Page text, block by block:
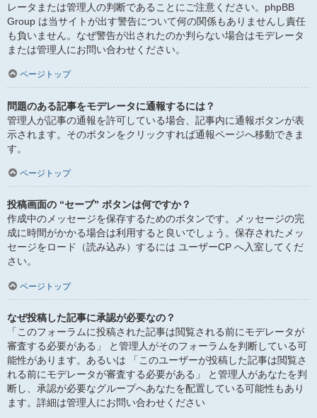
レータまたは管理人の判断であることにご注意ください。phpBB
Group は当サイトが出す警告について何の関係もありませんし責任
も負いません。なぜ警告が出されたのか判らない場合はモデレータ
または管理人にお問い合わせください。
ページトップ
問題のある記事をモデレータに通報するには？
管理人が記事の通報を許可している場合、記事内に通報ボタンが表
示されます。そのボタンをクリックすれば通報ページへ移動できま
す。
ページトップ
投稿画面の “セーブ” ボタンは何ですか？
作成中のメッセージを保存するためのボタンです。メッセージの完
成に時間がかかる場合は利用すると良いでしょう。保存されたメッ
セージをロード（読み込み）するには ユーザーCP へ入室してくだ
さい。
ページトップ
なぜ投稿した記事に承認が必要なの？
「このフォーラムに投稿された記事は閲覧される前にモデレータが
審査する必要がある」 と管理人がそのフォーラムを判断している可
能性があります。あるいは 「このユーザーが投稿した記事は閲覧さ
れる前にモデレータが審査する必要がある」 と管理人があなたを判
断し、承認が必要なグループへあなたを配置している可能性もあり
ます。詳細は管理人にお問い合わせください